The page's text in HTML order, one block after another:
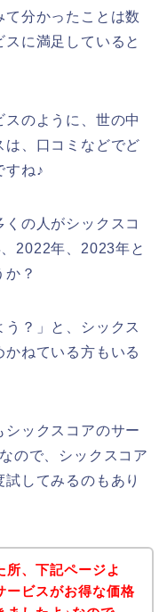
て分かったことは数
に満足していると
のように、世の中
は、口コミなどでど
すね♪
の人がシックスコ
2022年、2023年と
？
？」と、シックス
ねている方もいる
ックスコアのサー
ので、シックスコア
してみるのもあり
所、下記ページよ
ービスがお得な価格